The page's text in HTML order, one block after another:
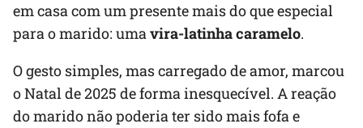
em casa com um presente mais do que especial
para o marido: umavira-latinha caramelo.
O gesto simples, mas carregado de amor, marcou
o Natal de 2025 de forma inesquecível. A reação
do marido não poderia ter sido mais fofa e